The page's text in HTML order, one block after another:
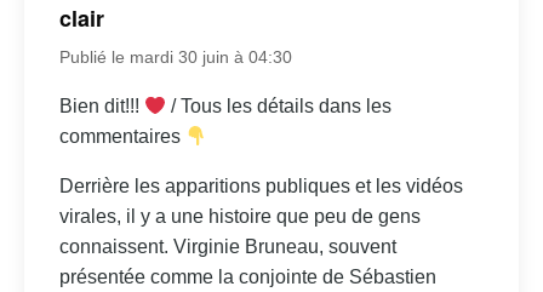
clair
Publié le mardi 30 juin à 04:30
Bien dit!!!
/ Tous les détails dans les
commentaires
Derrière les apparitions publiques et les vidéos
virales, il y a une histoire que peu de gens
connaissent. Virginie Bruneau, souvent
présentée comme la conjointe de Sébastien